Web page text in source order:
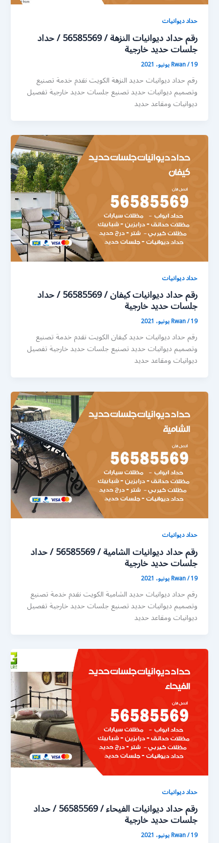
حداد ديوانيات
رقم حداد ديوانيات النزهة / 56585569 / حداد
جلسات حديد خارجية
Rwan/19 يونيو، 2021
رقم حداد ديوانيات حديد النزهة الكويت نقدم خدمة تصنيع
وتصميم ديوانيات حديد تصنيع جلسات حديد خارجية تفصيل
ديوانيات ومقاعد حديد
حداد ديوانيات
رقم حداد ديوانيات كيفان / 56585569 / حداد
جلسات حديد خارجية
Rwan/19 يونيو، 2021
رقم حداد ديوانيات حديد كيفان الكويت نقدم خدمة تصنيع
وتصميم ديوانيات حديد تصنيع جلسات حديد خارجية تفصيل
ديوانيات ومقاعد حديد
حداد ديوانيات
رقم حداد ديوانيات الشامية / 56585569 / حداد
جلسات حديد خارجية
Rwan/19 يونيو، 2021
رقم حداد ديوانيات حديد الشامية الكويت نقدم خدمة تصنيع
وتصميم ديوانيات حديد تصنيع جلسات حديد خارجية تفصيل
ديوانيات ومقاعد حديد
حداد ديوانيات
رقم حداد ديوانيات الفيحاء / 56585569 / حداد
جلسات حديد خارجية
Rwan/19 يونيو، 2021